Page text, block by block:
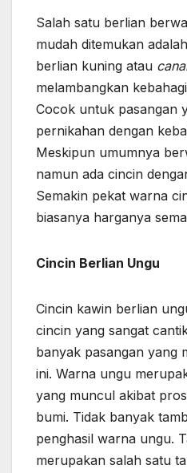
Salah satu berlian
mudah ditemukan
berlian kuning atau
melambangkan
Cocok untuk pasangan
pernikahan dengan
Meskipun umumnya
namun ada cincin
Semakin pekat warna
biasanya harganya
Cincin Berlian Ungu
Cincin kawin berlian
cincin yang sangat
banyak pasangan yang
ini. Warna ungu
yang muncul akibat
bumi. Tidak banyak
penghasil warna ungu.
merupakan salah satu